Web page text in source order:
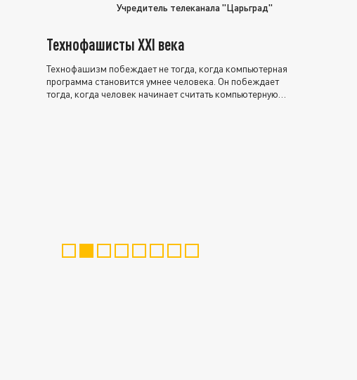
Учредитель телеканала "Царьград"
Технофашисты XXI века
Технофашизм побеждает не тогда, когда компьютерная
программа становится умнее человека. Он побеждает
тогда, когда человек начинает считать компьютерную